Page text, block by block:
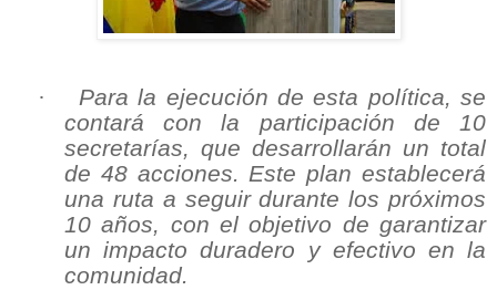
·
Para la ejecución de esta política, se
contará con la participación de 10
secretarías, que desarrollarán un total
de 48 acciones. Este plan establecerá
una ruta a seguir durante los próximos
10 años, con el objetivo de garantizar
un impacto duradero y efectivo en la
comunidad.